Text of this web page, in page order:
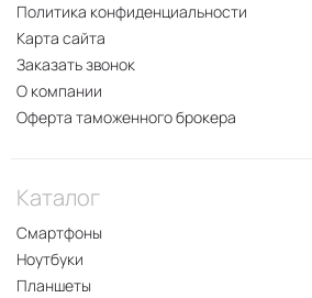
Политика конфиденциальности
Карта сайта
Заказать звонок
О компании
Оферта таможенного брокера
Каталог
Смартфоны
Ноутбуки
Планшеты